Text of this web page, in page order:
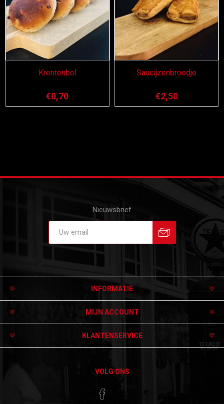
Krentenbol
€0,70
Saucijzenbroodje
€2,50
Nieuwsbrief
INFORMATIE
MIJN ACCOUNT
KLANTENSERVICE
VOLG ONS